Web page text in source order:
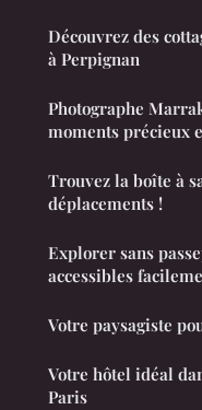
Découvrez des
à Perpignan
Photographe
moments précieux
Trouvez la boîte à
déplacements !
Explorer sans
accessibles
Votre paysagiste
Votre hôtel idéal
Paris